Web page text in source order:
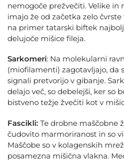
nemogoče prežvečiti. Velike in
imajo že od začetka zelo
na primer tatarski biftek
delujoče mišice fileja.
Sarkomeri: Na molekularni
(miofilamenti) zagotavljajo, da
signali pretvorijo v gibanje.
delajo več, so debelejši, ker so
bistveno težje žvečiti kot v
Fascikli: Te drobne maščobne
čudovito marmoriranost in so
Maščobe so v kolagenskih
posamezna mišična vlakna.